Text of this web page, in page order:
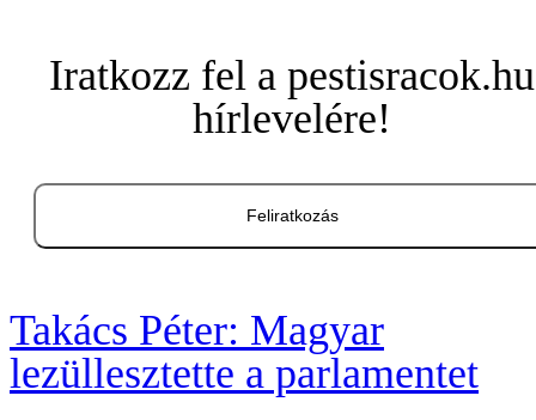
Iratkozz fel a pestisracok.hu
hírlevelére!
Feliratkozás
Takács Péter: Magyar
lezüllesztette a parlamentet